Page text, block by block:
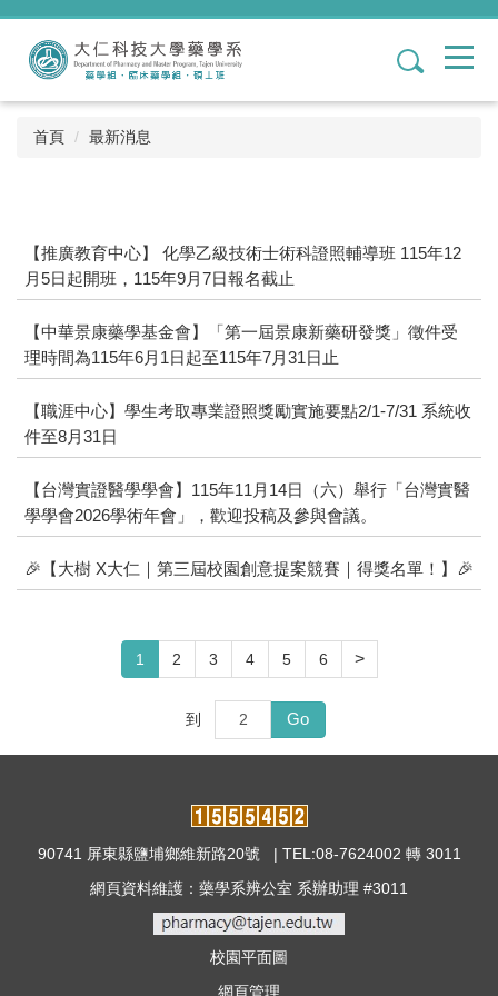
跳
內
1
首頁 最新消息
【推廣教育中心】 化學乙級技術士術科證照輔導班 115年12
月5日起開班，115年9月7日報名截止
【中華景康藥學基金會】「第一屆景康新藥研發獎」徵件受
理時間為115年6月1日起至115年7月31日止
【職涯中心】學生考取專業證照獎勵實施要點2/1-7/31 系統收
件至8月31日
【台灣實證醫學學會】115年11月14日（六）舉行「台灣實醫
學學會2026學術年會」，歡迎投稿及參與會議。
🎉【大樹 X大仁｜第三屆校園創意提案競賽｜得獎名單！】🎉
1 2 3 4 5 6 >
到 Go
90741 屏東縣鹽埔鄉維新路20號 | TEL:08-7624002 轉 3011
網頁資料維護：藥學系辨公室 系辦助理 #3011
校園平面圖
網頁管理